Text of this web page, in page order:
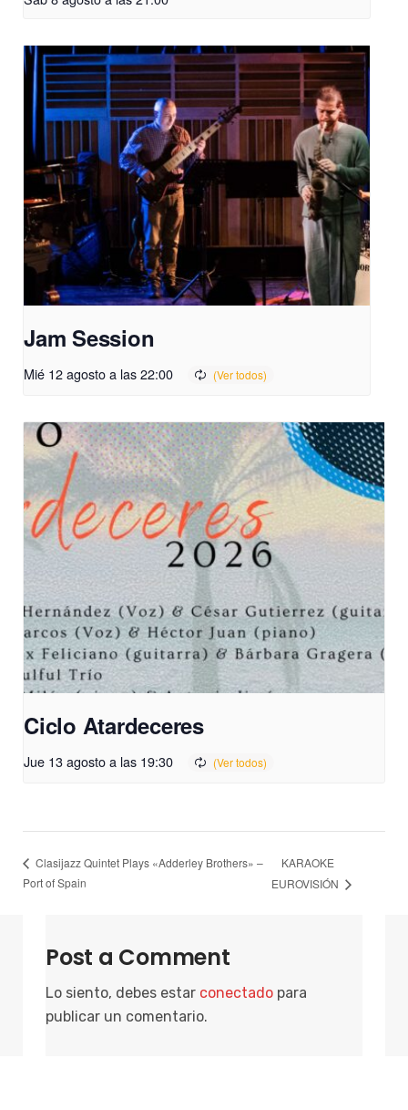
Jam Session
Mié 12 agosto a las 22:00
Ciclo Atardeceres
Jue 13 agosto a las 19:30
Clasijazz Quintet Plays «Adderley Brothers» –
Port of Spain
KARAOKE
EUROVISIÓN
Post a Comment
Lo siento, debes estar conectado para
publicar un comentario.